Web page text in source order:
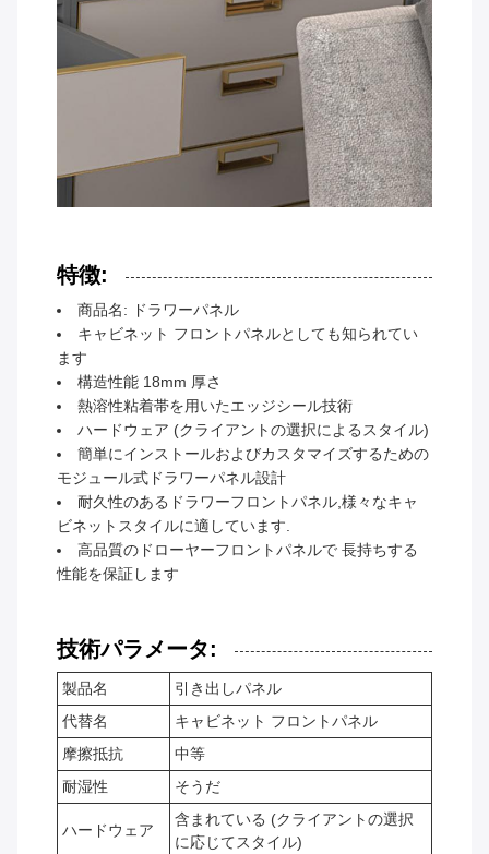
特徴:
商品名: ドラワーパネル
キャビネット フロントパネルとしても知られてい
ます
構造性能 18mm 厚さ
熱溶性粘着帯を用いたエッジシール技術
ハードウェア (クライアントの選択によるスタイル)
簡単にインストールおよびカスタマイズするための
モジュール式ドラワーパネル設計
耐久性のあるドラワーフロントパネル,様々なキャ
ビネットスタイルに適しています.
高品質のドローヤーフロントパネルで 長持ちする
性能を保証します
技術パラメータ:
製品名
引き出しパネル
代替名
キャビネット フロントパネル
摩擦抵抗
中等
耐湿性
そうだ
ハードウェア
含まれている (クライアントの選択
に応じてスタイル)